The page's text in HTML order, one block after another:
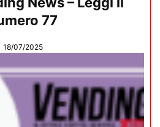
77
18/07/2025